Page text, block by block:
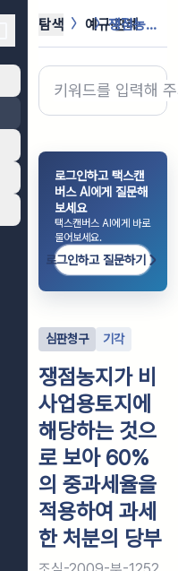
탐색 예규·판례 쟁점농지가 비사업용토지에 해당하는 것...
로그인하고 택스캔
버스 AI에게 질문해
보세요
택스캔버스 AI에게 바로
물어보세요.
로그인하고 질문하기
심판청구 기각
쟁점농지가 비
사업용토지에
해당하는 것으
로 보아 60%
의 중과세율을
적용하여 과세
한 처분의 당부